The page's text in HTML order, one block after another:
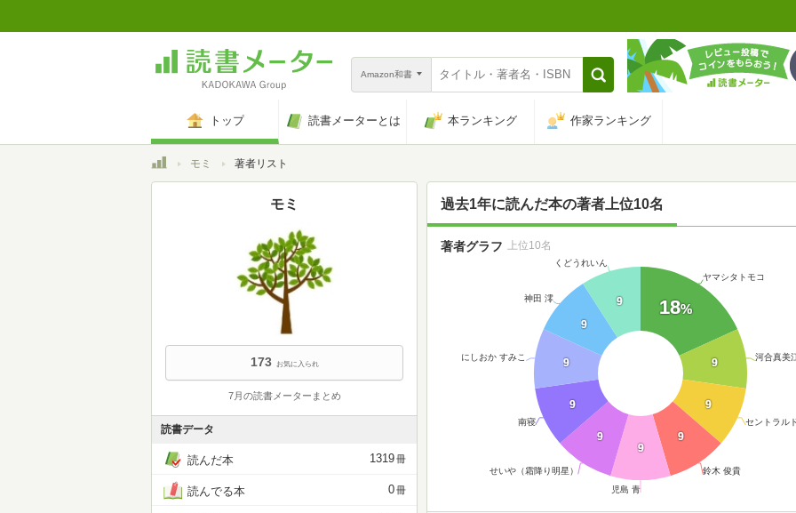
Amazon和書
トップ 読書メーターとは 本ランキング 作家ランキング
トップモミ 著者リスト
モミ
173 お気に入られ
7月の読書メーターまとめ
読書データ
読んだ本 1319冊
読んでる本 0冊
過去1年に読んだ本の著者上位10名
18%
ヤマシタトモコ
9 河合真美
9
セントラル
9
鈴木 俊貴
9
児島 青
9
せいや（霜降り明星）
9
南寝
9
にしおか すみこ
9
神田 澪 9
くどうれいん
著者グラフ 上位10名